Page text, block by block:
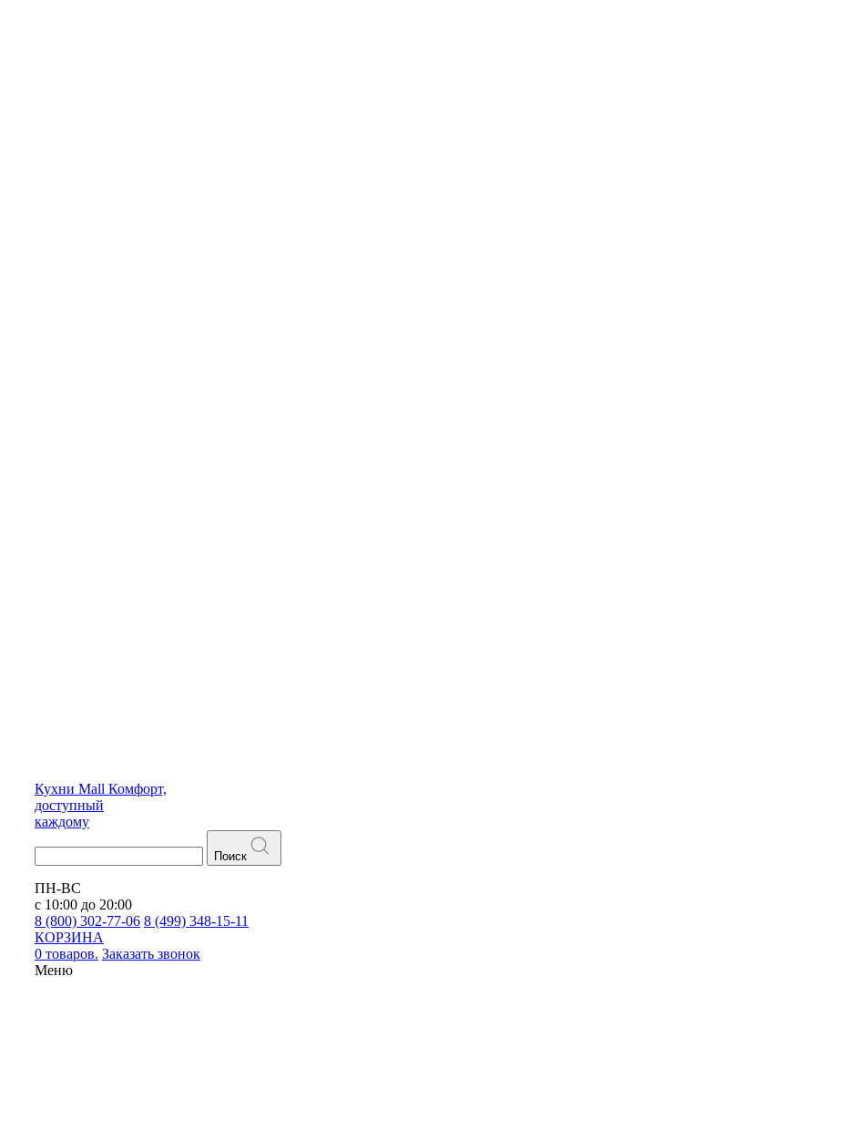
Кухни Mall Комфорт,
доступный
каждому
Поиск
ПН-ВС
с 10:00 до 20:00
8 (800) 302-77-06 8 (499) 348-15-11
КОРЗИНА
0 товаров. Заказать звонок
Меню